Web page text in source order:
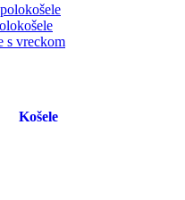
s vreckom
Košele